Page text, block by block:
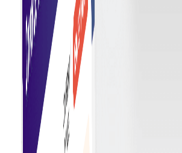
ความแม่นยำที่ดีขึ้น
ลดข้อผิดพลาดด้วยการป้อนข้อมูลและต
โดยอัตโนมัติ เพื่อให้การออกใบแจ้งหนี้
เชื่อถือได้